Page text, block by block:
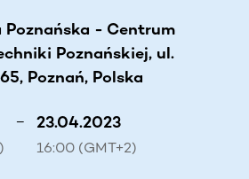
Poznańska - Centrum
Poznańskiej, ul.
Poznań, Polska
– 23.04.2023
16:00 (GMT+2)